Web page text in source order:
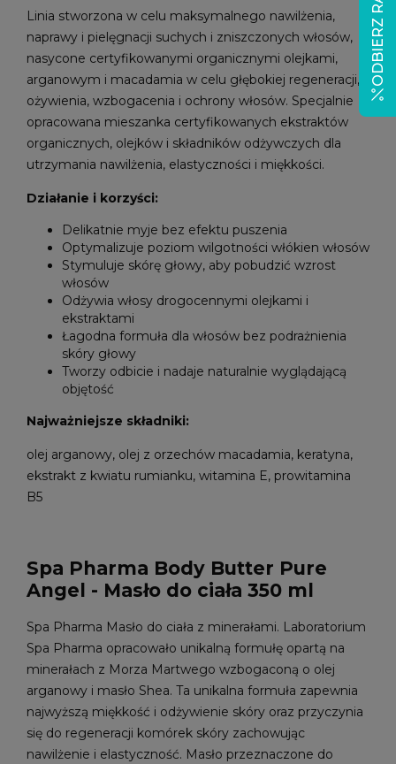
Linia stworzona w celu maksymalnego nawilżenia,
naprawy i pielęgnacji suchych i zniszczonych włosów,
nasycone certyfikowanymi organicznymi olejkami,
arganowym i macadamia w celu głębokiej regeneracji,
ożywienia, wzbogacenia i ochrony włosów. Specjalnie
opracowana mieszanka certyfikowanych ekstraktów
organicznych, olejków i składników odżywczych dla
utrzymania nawilżenia, elastyczności i miękkości.
Działanie i korzyści:
Delikatnie myje bez efektu puszenia
Optymalizuje poziom wilgotności włókien włosów
Stymuluje skórę głowy, aby pobudzić wzrost
włosów
Odżywia włosy drogocennymi olejkami i
ekstraktami
Łagodna formuła dla włosów bez podrażnienia
skóry głowy
Tworzy odbicie i nadaje naturalnie wyglądającą
objętość
Najważniejsze składniki:
olej arganowy, olej z orzechów macadamia, keratyna,
ekstrakt z kwiatu rumianku, witamina E, prowitamina
B5
Spa Pharma Body Butter Pure
Angel - Masło do ciała 350 ml
Spa Pharma Masło do ciała z minerałami. Laboratorium
Spa Pharma opracowało unikalną formułę opartą na
minerałach z Morza Martwego wzbogaconą o olej
arganowy i masło Shea. Ta unikalna formuła zapewnia
najwyższą miękkość i odżywienie skóry oraz przyczynia
się do regeneracji komórek skóry zachowując
nawilżenie i elastyczność. Masło przeznaczone do